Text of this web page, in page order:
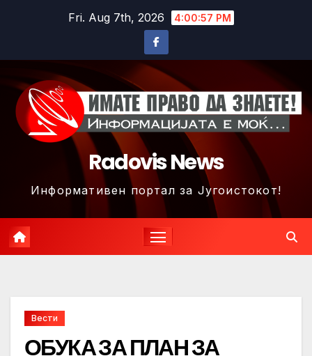
Fri. Aug 7th, 2026 4:01:00 PM
Radovis News
Информативен портал за Југоистокот!
Вести
ОБУКА ЗА ПЛАН ЗА